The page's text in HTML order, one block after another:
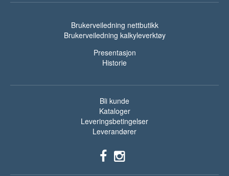
Brukerveiledning nettbutikk
Brukerveiledning kalkyleverktøy
Presentasjon
Historie
Bli kunde
Kataloger
Leveringsbetingelser
Leverandører